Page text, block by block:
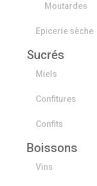
Moutardes
Epicerie sèche
Sucrés
Miels
Confitures
Confits
Boissons
Vins